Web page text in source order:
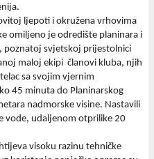
ljepoti i okružena vrhovima
omiljeno je odredište planinara i
poznatoj svjetskoj prijestolnici
maloj ekipi članovi kluba, njih
sa svojim vjernim
45 minuta do Planinarskog
nadmorske visine. Nastavili
vode, udaljenom otprilike 20
visoku razinu tehničke